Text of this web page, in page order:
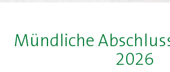
Mündliche
2026